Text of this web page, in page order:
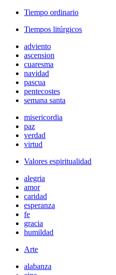
Tiempo ordinario
Tiempos litúrgicos
adviento
ascension
cuaresma
navidad
pascua
pentecostes
semana santa
misericordia
paz
verdad
virtud
Valores espiritualidad
alegria
amor
caridad
esperanza
fe
gracia
humildad
Arte
alabanza